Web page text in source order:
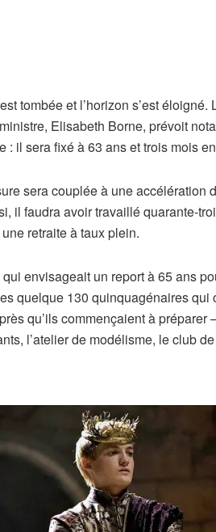
tombée et l’horizon s’est
Elisabeth Borne, prévoit
: il sera fixé à 63 ans et trois mois
sera couplée à une accélération
il faudra avoir travaillé quarante-
retraite à taux plein.
qui envisageait un report à 65 ans
quelque 130 quinquagénaires qui
qu’ils commençaient à
l’atelier de modélisme, le club